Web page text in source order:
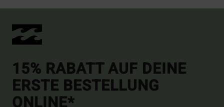
15% RABATT AUF DEINE
ERSTE BESTELLUNG